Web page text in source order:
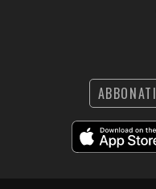
ABBONATI